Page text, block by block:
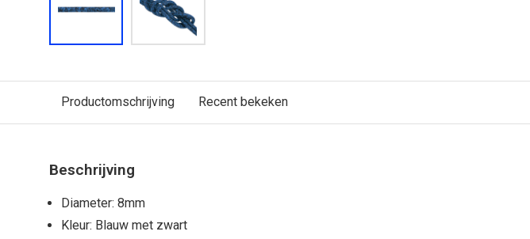
Productomschrijving Recent bekeken
Beschrijving
Diameter: 8mm
Kleur: Blauw met zwart